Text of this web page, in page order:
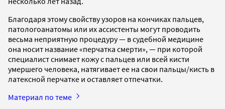
Благодаря этому свойству узоров на кончиках пальцев,
патологоанатомы или их ассистенты могут проводить
весьма неприятную процедуру — в судебной медицине
она носит название «перчатка смерти», — при которой
специалист снимает кожу с пальцев или всей кисти
умершего человека, натягивает ее на свои пальцы/кисть в
латексной перчатке и оставляет отпечатки.
Материал по теме